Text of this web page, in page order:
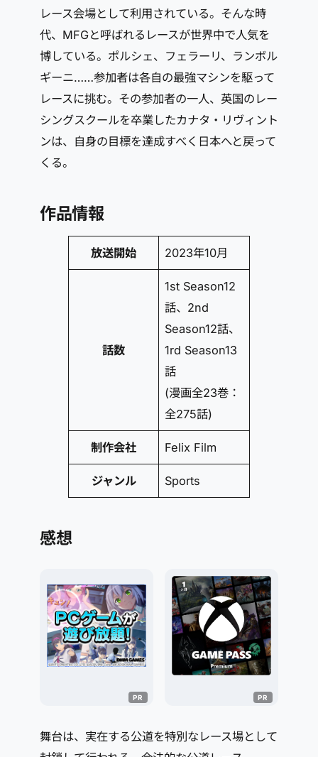
レース会場として利用されている。そんな時
代、MFGと呼ばれるレースが世界中で人気を
博している。ポルシェ、フェラーリ、ランボル
ギーニ……参加者は各自の最強マシンを駆って
レースに挑む。その参加者の一人、英国のレー
シングスクールを卒業したカナタ・リヴィント
ンは、自身の目標を達成すべく日本へと戻って
くる。
作品情報
放送開始 2023年10月
話数
1st Season12
話、2nd
Season12話、
1rd Season13
話
(漫画全23巻：
全275話)
制作会社 Felix Film
ジャンル Sports
感想
舞台は、実在する公道を特別なレース場として